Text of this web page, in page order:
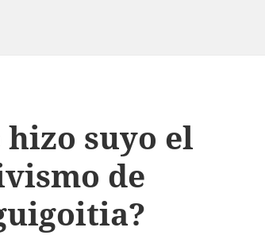
hizo suyo el
de